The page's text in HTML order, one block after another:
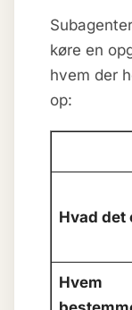
køre en
hvem der
op:
Hvad det
Hvem